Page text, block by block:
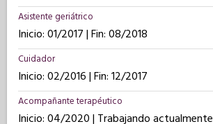
Asistente geriátrico
Inicio: 01/2017 | Fin: 08/2018
Cuidador
Inicio: 02/2016 | Fin: 12/2017
Acompañante terapéutico
Inicio: 04/2020 | Trabajando actualmente